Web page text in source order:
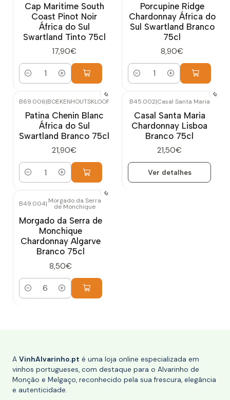
Cap Maritime South
Coast Pinot Noir
África do Sul
Swartland Tinto 75cl
17,90€
Quantidade
Porcupine Ridge
Chardonnay África do
Sul Swartland Branco
75cl
8,90€
Quantidade
B69.006|BOEKENHOUTSKLOOF
Patina Chenin Blanc
África do Sul
Swartland Branco 75cl
21,90€
Quantidade
B45.002|Casal Santa Maria
Casal Santa Maria
Chardonnay Lisboa
Branco 75cl
21,50€
Ver detalhes
B49.004| Morgado da Serra
de Monchique
Morgado da Serra de
Monchique
Chardonnay Algarve
Branco 75cl
8,50€
Quantidade
A VinhAlvarinho.pt é uma loja online especializada em
vinhos portugueses, com destaque para o Alvarinho de
Monção e Melgaço, reconhecido pela sua frescura, elegância
e autenticidade.